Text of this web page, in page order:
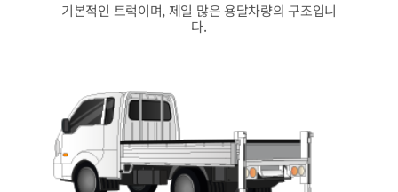
기본적인 트럭이며, 제일 많은 용달차량의 구조입니
다.